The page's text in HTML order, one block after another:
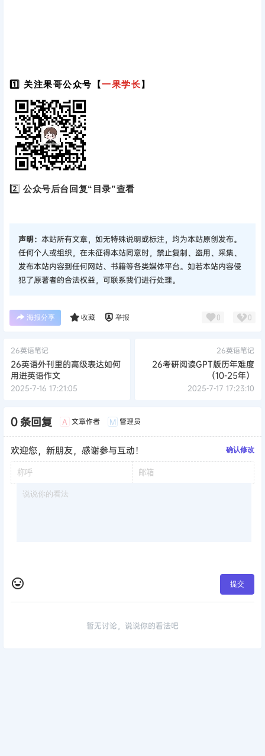
1️⃣ 关注果哥公众号【一果学长】
2️⃣公众号后台回复“目录”查看
声明： 本站所有文章，如无特殊说明或标注，均为本站原创发布。
任何个人或组织，在未征得本站同意时，禁止复制、盗用、采集、
发布本站内容到任何网站、书籍等各类媒体平台。如若本站内容侵
犯了原著者的合法权益，可联系我们进行处理。
海报分享 收藏 举报 0 0
26英语笔记
26英语外刊里的高级表达如何
用进英语作文
2025-7-16 17:21:05
26英语笔记
26考研阅读GPT版历年难度
（10-25年）
2025-7-17 17:23:10
0 条回复 A 文章作者 M 管理员
欢迎您，新朋友，感谢参与互动！ 确认修改
提交
暂无讨论，说说你的看法吧